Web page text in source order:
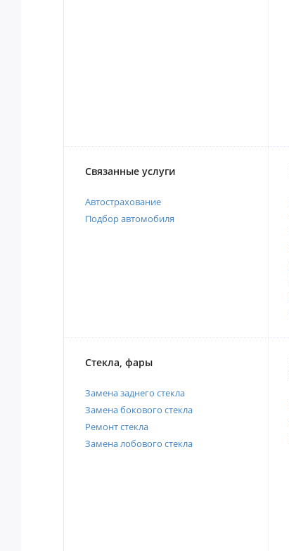
Связанные услуги
Автострахование
Подбор автомобиля
Стекла, фары
Замена заднего стекла
Замена бокового стекла
Ремонт стекла
Замена лобового стекла